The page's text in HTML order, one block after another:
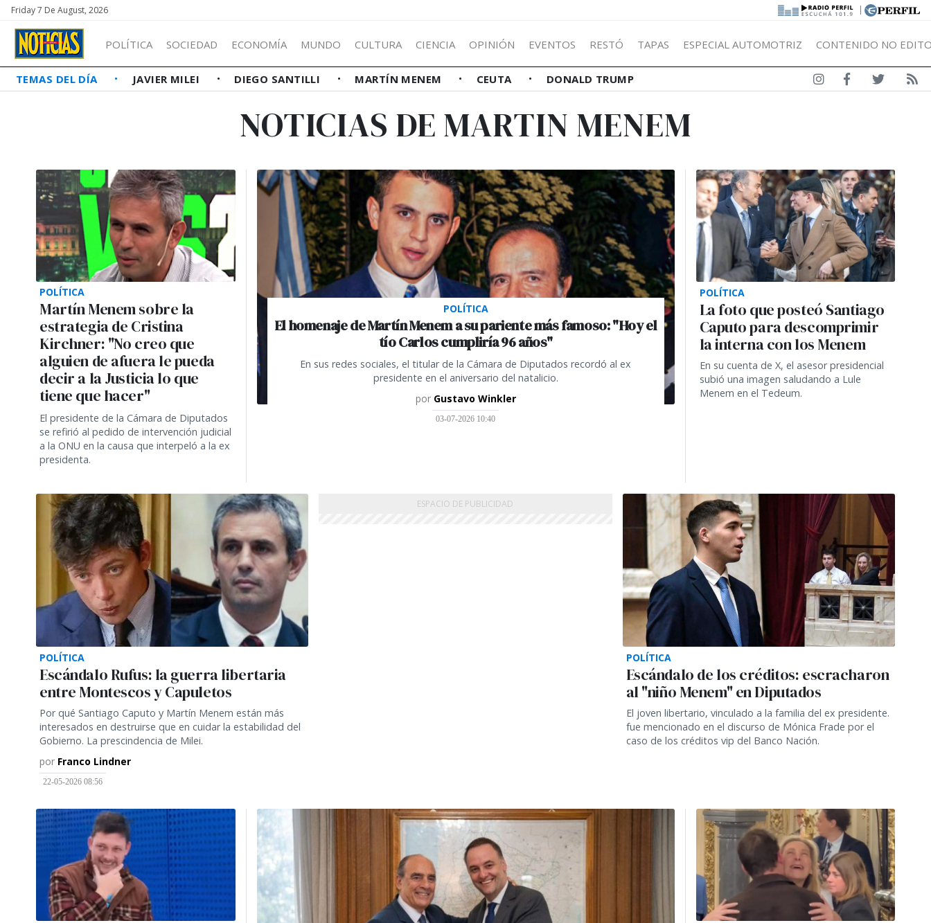
Friday 7 De August, 2026 |
POLÍTICA SOCIEDAD ECONOMÍA MUNDO CULTURA CIENCIA OPINIÓN EVENTOS RESTÓ TAPAS ESPECIAL AUTOMOTRIZ CONTENIDO NO
TEMAS DEL DÍA JAVIER MILEI DIEGO SANTILLI MARTÍN MENEM CEUTA DONALD TRUMP
NOTICIAS DE MARTIN MENEM
POLÍTICA
Martín Menem sobre la
estrategia de Cristina
Kirchner: "No creo que
alguien de afuera le pueda
decir a la Justicia lo que
tiene que hacer"
El presidente de la Cámara de Diputados
se refirió al pedido de intervención judicial
a la ONU en la causa que interpeló a la ex
presidenta.
POLÍTICA
El homenaje de Martín Menem a su pariente más famoso: "Hoy el
tío Carlos cumpliría 96 años"
En sus redes sociales, el titular de la Cámara de Diputados recordó al ex
presidente en el aniversario del natalicio.
por Gustavo Winkler
03-07-2026 10:40
POLÍTICA
La foto que posteó Santiago
Caputo para descomprimir
la interna con los Menem
En su cuenta de X, el asesor presidencial
subió una imagen saludando a Lule
Menem en el Tedeum.
POLÍTICA
Escándalo Rufus: la guerra libertaria
entre Montescos y Capuletos
Por qué Santiago Caputo y Martín Menem están más
interesados en destruirse que en cuidar la estabilidad del
Gobierno. La prescindencia de Milei.
por Franco Lindner
22-05-2026 08:56
POLÍTICA
Escándalo de los créditos: escracharon
al "niño Menem" en Diputados
El joven libertario, vinculado a la familia del ex presidente.
fue mencionado en el discurso de Mónica Frade por el
caso de los créditos vip del Banco Nación.